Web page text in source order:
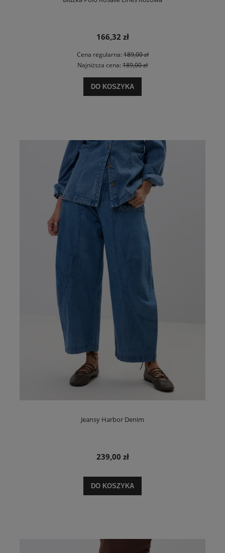
166,32 zł
Cena regularna:189,00 zł
Najniższa cena: 189,00 zł
DO KOSZYKA
Jeansy Harbor Denim
239,00 zł
DO KOSZYKA